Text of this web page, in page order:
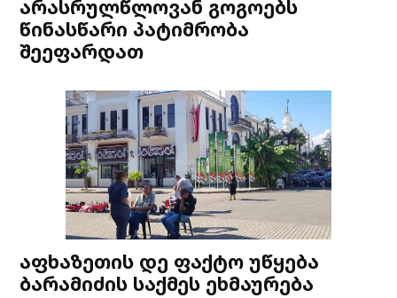
არასრულწლოვან გოგოებს
წინასწარი პატიმრობა
შეეფარდათ
აფხაზეთის დე ფაქტო უწყება
ბარამიძის საქმეს ეხმაურება